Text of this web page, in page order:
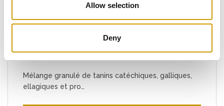
Allow selection
Deny
PREMIUM®COLOR SG
Mélange granulé de tanins catéchiques, galliques,
ellagiques et pro…